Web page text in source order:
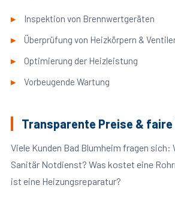
Inspektion von Brennwertgeräten
Überprüfung von Heizkörpern &
Optimierung der Heizleistung
Vorbeugende Wartung
Transparente Preise & faire
Viele Kunden Bad Blumheim fragen sich:
Sanitär Notdienst? Was kostet eine
ist eine Heizungsreparatur?